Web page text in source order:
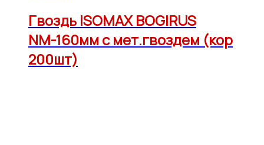
Гвоздь ISOMAX BOGIRUS
NМ-160мм с мет.гвоздем (кор
200шт)